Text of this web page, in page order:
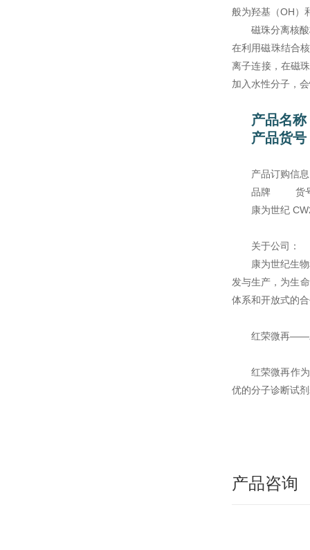
般为羟基（OH）
磁珠分离核
在利用磁珠结合
离子连接，在磁
加入水性分子，
产品名称
产品货
产品订购信
品牌
康为世纪
关于公司：
康为世纪生
发与生产，为生
体系和开放式的
红荣微再——
红荣微再作
优的分子诊断试
产品咨询